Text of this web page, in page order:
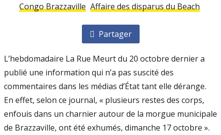
Congo Brazzaville Affaire des disparus du Beach
Partager
L’hebdomadaire La Rue Meurt du 20 octobre dernier a
publié une information qui n’a pas suscité des
commentaires dans les médias d’État tant elle dérange.
En effet, selon ce journal, « plusieurs restes des corps,
enfouis dans un charnier autour de la morgue municipale
de Brazzaville, ont été exhumés, dimanche 17 octobre ».